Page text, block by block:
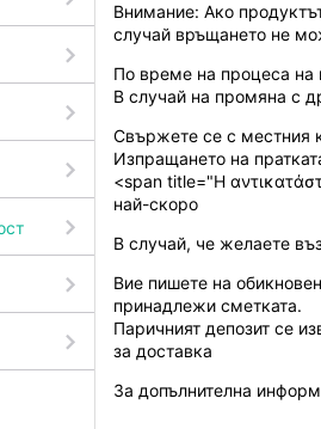
Внимание: Ако
случай връщането не
По време на процеса на
В случай на промяна с
Свържете се с местния
Изпращането на
<span title="Η
най-скоро
В случай, че желаете
Вие пишете на
принадлежи сметката.
Паричният депозит се
за доставка
За допълнителна